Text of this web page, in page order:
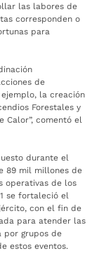
las labores de
corresponden o
para
de
la creación
Forestales y
Calor”, comentó el
durante el
89 mil millones de
operativas de los
se fortaleció el
con el fin de
para atender las
por grupos de
estos eventos.